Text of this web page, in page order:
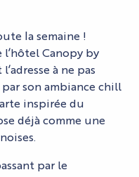
la semaine !
l’hôtel Canopy by
à ne pas
son ambiance chill
inspirée du
déjà comme une
par le